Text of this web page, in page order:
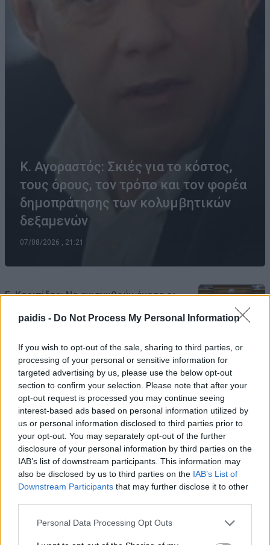
paidis - Do Not Process My Personal Information
If you wish to opt-out of the sale, sharing to third parties, or
processing of your personal or sensitive information for
targeted advertising by us, please use the below opt-out
section to confirm your selection. Please note that after your
opt-out request is processed you may continue seeing
interest-based ads based on personal information utilized by
us or personal information disclosed to third parties prior to
your opt-out. You may separately opt-out of the further
disclosure of your personal information by third parties on the
IAB’s list of downstream participants. This information may
also be disclosed by us to third parties on the IAB’s List of
Downstream Participants that may further disclose it to other
Personal Data Processing Opt Outs
Κ. Αγοραστός: Σκιές για το κόστος,
τους όρους, τον τρόπο και τον φορέα
δημοπράτησης των κολυμβητικών
δεξαμενών
07/08/2026 , 21:21
Γ. Καριπίδης: Να ενισχυθούν άμεσα οι
Υπηρεσίες της Π.Ε. Λάρισας
07/08/2026 , 21:17
Προσλήψεις επικουρικού νοσηλευτικού
προσωπικού στα Κ.Υ. Αγιάς και Γόννων
07/08/2026 , 21:13
Αύριο Σάββατο στη Λάρισα η κηδεία του
Αθανασίου Ράγια
07/08/2026 , 21:09
σχολείο – Σκότωσε 5 εκπαιδευτικούς και